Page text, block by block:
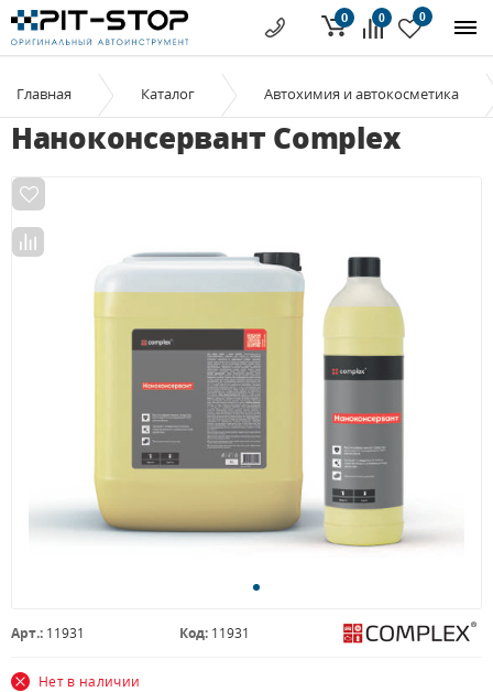
0 0
0
Главная Каталог Автохимия и автокосметика
Наноконсервант Complex
Арт.: 11931 Код: 11931
Нет в наличии